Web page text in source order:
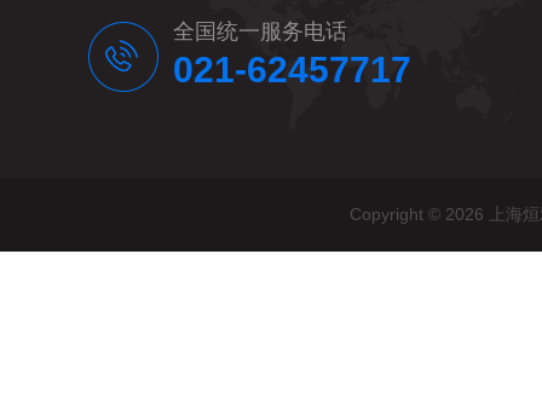
全国统一服务电话
021-62457717
Copyright © 2026 上海